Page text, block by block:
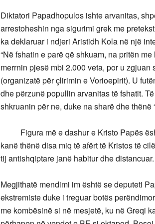
Diktatori Papadhopulos ishte arvanitas,
arrestoheshin nga sigurimi grek me
ka deklaruar i ndjeri Aristidh Kola në një
“Në fshatin e parë që shkuam, na pritën
merrnin pjesë mbi 2.000 veta, por u
(organizatë për çlirimin e Vorioepirit). U
dhe përzunë popullin arvanitas të fshatit.
shkruanin për ne, duke na sharë dhe thënë
Figura më e dashur e Kristo Papës
kanë thënë disa miq të afërt të Kristos të
tij antishqiptare janë habitur dhe distancuar.
Megjithatë mendimi im është se deputeti
ekstremiste duke i treguar botës
me kombësinë si në mesjetë, ku në Greqi